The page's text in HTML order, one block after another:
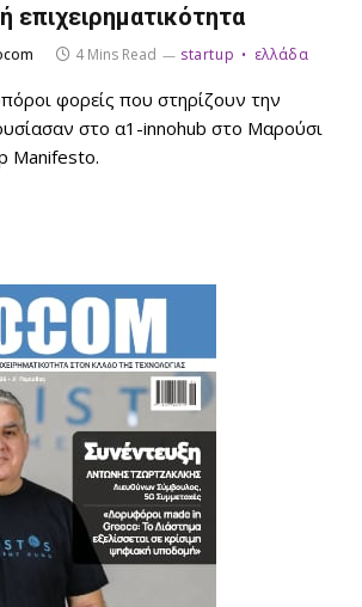
επιχειρηματικότητα
4 Mins Read startup ελλάδα
φορείς που στηρίζουν την
στο α1-innohub στο Μαρούσι
Manifesto.